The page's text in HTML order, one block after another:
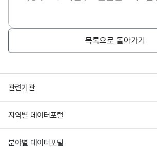
목록으로 돌아가기
관련기관
행정안전부
한국지능정보사회진흥원
국가정보자원관리원
지역별 데이터포털
서울 열린데이터광장
경기데이터드림
분야별 데이터포털
기상자료개방포털